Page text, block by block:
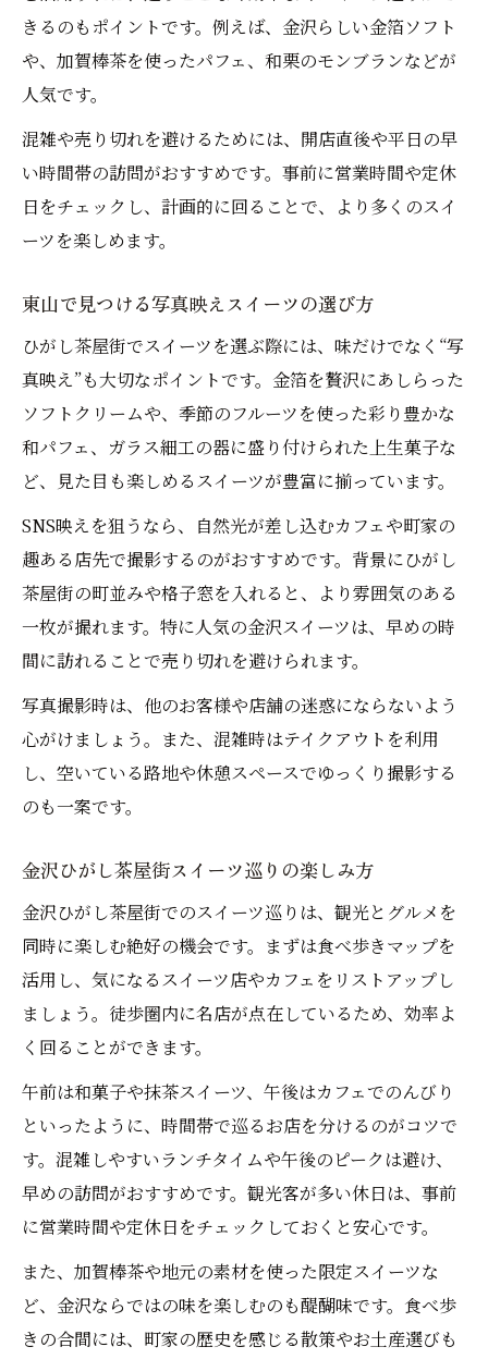
きるのもポイントです。例えば、金沢らしい金箔ソフト
や、加賀棒茶を使ったパフェ、和栗のモンブランなどが
人気です。
混雑や売り切れを避けるためには、開店直後や平日の早
い時間帯の訪問がおすすめです。事前に営業時間や定休
日をチェックし、計画的に回ることで、より多くのスイ
ーツを楽しめます。
東山で見つける写真映えスイーツの選び方
ひがし茶屋街でスイーツを選ぶ際には、味だけでなく“写
真映え”も大切なポイントです。金箔を贅沢にあしらった
ソフトクリームや、季節のフルーツを使った彩り豊かな
和パフェ、ガラス細工の器に盛り付けられた上生菓子な
ど、見た目も楽しめるスイーツが豊富に揃っています。
SNS映えを狙うなら、自然光が差し込むカフェや町家の
趣ある店先で撮影するのがおすすめです。背景にひがし
茶屋街の町並みや格子窓を入れると、より雰囲気のある
一枚が撮れます。特に人気の金沢スイーツは、早めの時
間に訪れることで売り切れを避けられます。
写真撮影時は、他のお客様や店舗の迷惑にならないよう
心がけましょう。また、混雑時はテイクアウトを利用
し、空いている路地や休憩スペースでゆっくり撮影する
のも一案です。
金沢ひがし茶屋街スイーツ巡りの楽しみ方
金沢ひがし茶屋街でのスイーツ巡りは、観光とグルメを
同時に楽しむ絶好の機会です。まずは食べ歩きマップを
活用し、気になるスイーツ店やカフェをリストアップし
ましょう。徒歩圏内に名店が点在しているため、効率よ
く回ることができます。
午前は和菓子や抹茶スイーツ、午後はカフェでのんびり
といったように、時間帯で巡るお店を分けるのがコツで
す。混雑しやすいランチタイムや午後のピークは避け、
早めの訪問がおすすめです。観光客が多い休日は、事前
に営業時間や定休日をチェックしておくと安心です。
また、加賀棒茶や地元の素材を使った限定スイーツな
ど、金沢ならではの味を楽しむのも醍醐味です。食べ歩
きの合間には、町家の歴史を感じる散策やお土産選びも